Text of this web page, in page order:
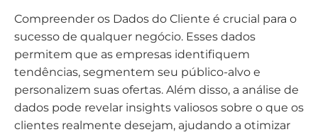
Compreender os Dados do Cliente é crucial para o
sucesso de qualquer negócio. Esses dados
permitem que as empresas identifiquem
tendências, segmentem seu público-alvo e
personalizem suas ofertas. Além disso, a análise de
dados pode revelar insights valiosos sobre o que os
clientes realmente desejam, ajudando a otimizar